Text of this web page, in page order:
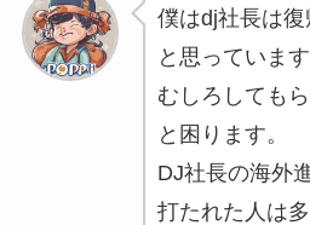
僕はdj社長は復
と思っています
むしろしても
と困ります。
DJ社長の海外
打たれた人は